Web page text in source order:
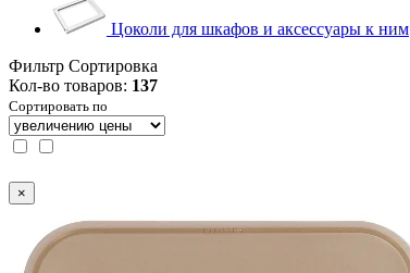
Цоколи для шкафов и аксессуары к ним
Фильтр Сортировка
Кол-во товаров: 137
Сортировать по
×